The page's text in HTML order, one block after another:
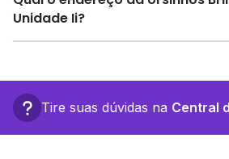
Brilhantes - Unidade Ii a partir de
Unidade Ii?
Arnaldo Silva, 09 - Osasco - SP.
Tire suas dúvidas na Central